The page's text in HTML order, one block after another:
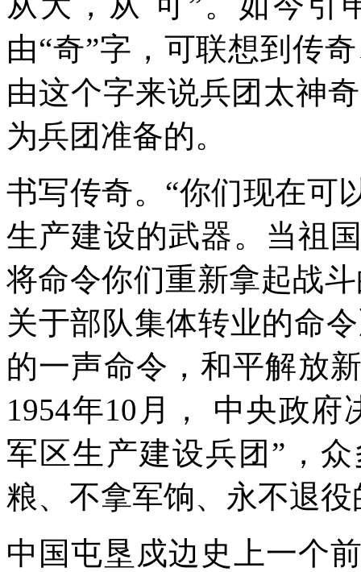
由“奇”字，可联想到传
由这个字来说兵团太神
为兵团准备的。
书写传奇。“你们现在可
生产建设的武器。当祖
将命令你们重新拿起战
关于部队集体转业的命
的一声命令，和平解放
1954年10月， 中央政
军区生产建设兵团”，
粮、不拿军饷、永不退
中国屯垦戍边史上一个